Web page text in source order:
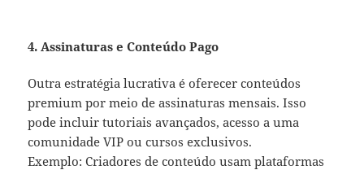
4. Assinaturas e Conteúdo Pago
Outra estratégia lucrativa é oferecer conteúdos
premium por meio de assinaturas mensais. Isso
pode incluir tutoriais avançados, acesso a uma
comunidade VIP ou cursos exclusivos.
Exemplo: Criadores de conteúdo usam plataformas